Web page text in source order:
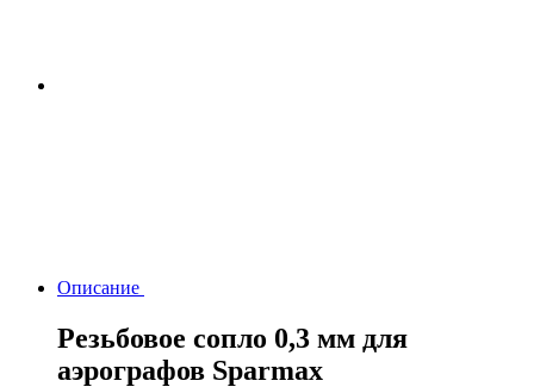
Описание
Резьбовое сопло 0,3 мм для
аэрографов Sparmax